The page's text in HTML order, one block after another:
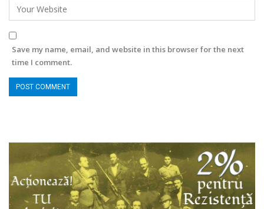
Save my name, email, and website in this browser for the next
time I comment.